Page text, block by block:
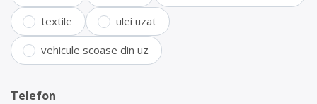
textile ulei uzat
vehicule scoase din uz
Telefon